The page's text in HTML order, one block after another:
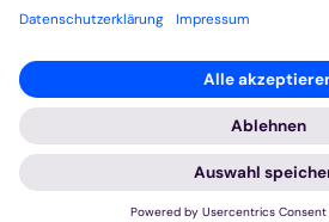
Rechtsdatenbank
Meldestelle gemäß
2026 © Bistum Aachen
Datenschutzerklärung